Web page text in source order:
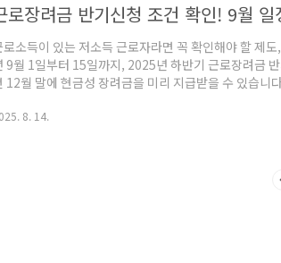
로장려금 반기신청 조건 확인! 9월
로소득이 있는 저소득 근로자라면 꼭 확인해야 할 제
9월 1일부터 15일까지, 2025년 하반기 근로장려금
12월 말에 현금성 장려금을 미리 지급받을 수 있습니
으로 상·하반기로 나누어 두 번 신청할 수 있습니다.예
8. 14.